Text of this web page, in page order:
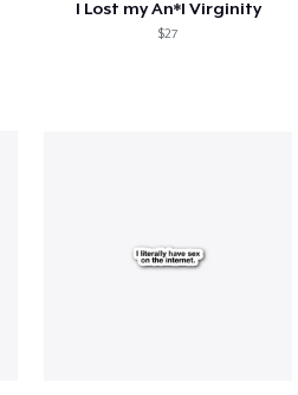
I Lost my An*l Virginity
$27